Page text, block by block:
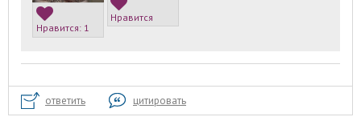
Нравится: 1
Нравится
ответить цитировать